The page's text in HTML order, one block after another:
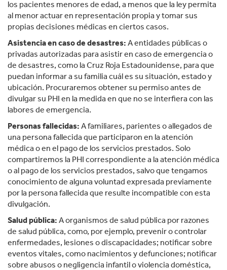
los pacientes menores de edad, a menos que la ley permita
al menor actuar en representación propia y tomar sus
propias decisiones médicas en ciertos casos.
Asistencia en caso de desastres: A entidades públicas o
privadas autorizadas para asistir en caso de emergencia o
de desastres, como la Cruz Roja Estadounidense, para que
puedan informar a su familia cuál es su situación, estado y
ubicación. Procuraremos obtener su permiso antes de
divulgar su PHI en la medida en que no se interfiera con las
labores de emergencia.
Personas fallecidas: A familiares, parientes o allegados de
una persona fallecida que participaron en la atención
médica o en el pago de los servicios prestados. Solo
compartiremos la PHI correspondiente a la atención médica
o al pago de los servicios prestados, salvo que tengamos
conocimiento de alguna voluntad expresada previamente
por la persona fallecida que resulte incompatible con esta
divulgación.
Salud pública: A organismos de salud pública por razones
de salud pública, como, por ejemplo, prevenir o controlar
enfermedades, lesiones o discapacidades; notificar sobre
eventos vitales, como nacimientos y defunciones; notificar
sobre abusos o negligencia infantil o violencia doméstica,